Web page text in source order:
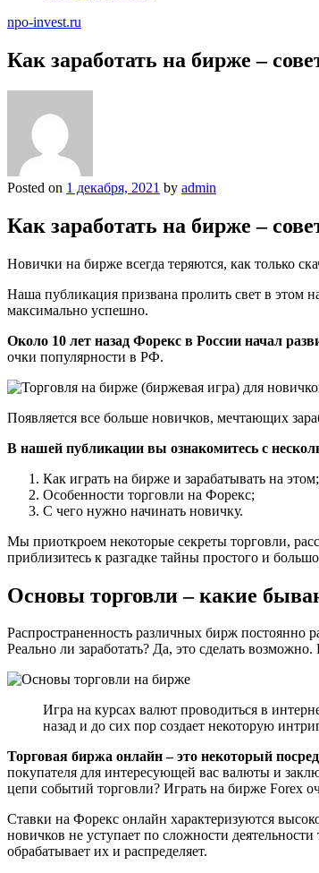
npo-invest.ru
Как заработать на бирже –
Posted on 1 декабря, 2021 by admin
Как заработать на бирже –
Новички на бирже всегда теряются, как только
Наша публикация призвана пролить свет в этом
максимально успешно.
Около 10 лет назад Форекс в России начал
очки популярности в РФ.
Появляется все больше новичков, мечтающих
В нашей публикации вы ознакомитесь с
Как играть на бирже и зарабатывать на этом;
Особенности торговли на Форекс;
С чего нужно начинать новичку.
Мы приоткроем некоторые секреты торговли,
приблизитесь к разгадке тайны простого и
Основы торговли – какие
Распространенность различных бирж постоянно
Реально ли заработать? Да, это сделать
Игра на курсах валют проводиться в
назад и до сих пор создает некоторую
Торговая биржа онлайн – это некоторый
покупателя для интересующей вас валюты и
цепи событий торговли? Играть на бирже Forex
Ставки на Форекс онлайн характеризуются
новичков не уступает по сложности
обрабатывает их и распределяет.